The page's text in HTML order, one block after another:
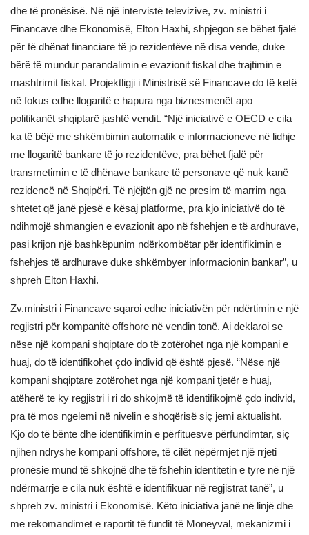
dhe të pronësisë. Në një intervistë televizive, zv. ministri i
Financave dhe Ekonomisë, Elton Haxhi, shpjegon se bëhet fjalë
për të dhënat financiare të jo rezidentëve në disa vende, duke
bërë të mundur parandalimin e evazionit fiskal dhe trajtimin e
mashtrimit fiskal. Projektligji i Ministrisë së Financave do të ketë
në fokus edhe llogaritë e hapura nga biznesmenët apo
politikanët shqiptarë jashtë vendit. “Një iniciativë e OECD e cila
ka të bëjë me shkëmbimin automatik e informacioneve në lidhje
me llogaritë bankare të jo rezidentëve, pra bëhet fjalë për
transmetimin e të dhënave bankare të personave që nuk kanë
rezidencë në Shqipëri. Të njëjtën gjë ne presim të marrim nga
shtetet që janë pjesë e kësaj platforme, pra kjo iniciativë do të
ndihmojë shmangien e evazionit apo në fshehjen e të ardhurave,
pasi krijon një bashkëpunim ndërkombëtar për identifikimin e
fshehjes të ardhurave duke shkëmbyer informacionin bankar”, u
shpreh Elton Haxhi.
Zv.ministri i Financave sqaroi edhe iniciativën për ndërtimin e një
regjistri për kompanitë offshore në vendin tonë. Ai deklaroi se
nëse një kompani shqiptare do të zotërohet nga një kompani e
huaj, do të identifikohet çdo individ që është pjesë. “Nëse një
kompani shqiptare zotërohet nga një kompani tjetër e huaj,
atëherë te ky regjistri i ri do shkojmë të identifikojmë çdo individ,
pra të mos ngelemi në nivelin e shoqërisë siç jemi aktualisht.
Kjo do të bënte dhe identifikimin e përfituesve përfundimtar, siç
njihen ndryshe kompani offshore, të cilët nëpërmjet një rrjeti
pronësie mund të shkojnë dhe të fshehin identitetin e tyre në një
ndërmarrje e cila nuk është e identifikuar në regjistrat tanë”, u
shpreh zv. ministri i Ekonomisë. Këto iniciativa janë në linjë dhe
me rekomandimet e raportit të fundit të Moneyval, mekanizmi i